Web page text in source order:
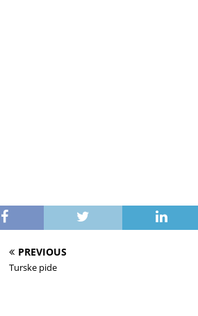
PREVIOUS
Turske pide